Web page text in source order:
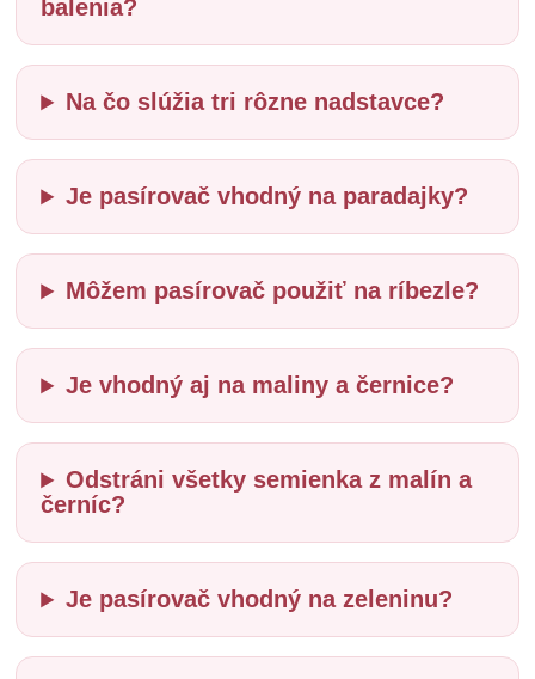
balenia?
Na čo slúžia tri rôzne nadstavce?
Je pasírovač vhodný na paradajky?
Môžem pasírovač použiť na ríbezle?
Je vhodný aj na maliny a černice?
Odstráni všetky semienka z malín a
černíc?
Je pasírovač vhodný na zeleninu?